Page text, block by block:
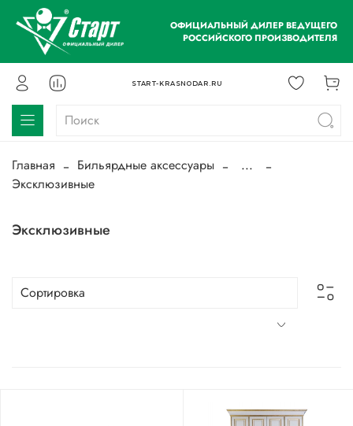
ОФИЦИАЛЬНЫЙ ДИЛЕР ВЕДУЩЕГО
РОССИЙСКОГО ПРОИЗВОДИТЕЛЯ
START-KRASNODAR.RU
Главная Бильярдные аксессуары
...
Эксклюзивные
Эксклюзивные